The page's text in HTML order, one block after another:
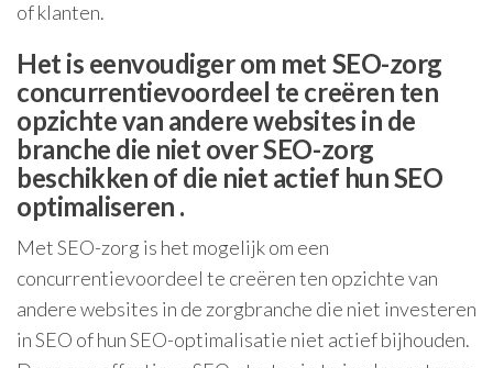
of klanten.
Het is eenvoudiger om met SEO-zorg
concurrentievoordeel te creëren ten
opzichte van andere websites in de
branche die niet over SEO-zorg
beschikken of die niet actief hun SEO
optimaliseren .
Met SEO-zorg is het mogelijk om een
concurrentievoordeel te creëren ten opzichte van
andere websites in de zorgbranche die niet investeren
in SEO of hun SEO-optimalisatie niet actief bijhouden.